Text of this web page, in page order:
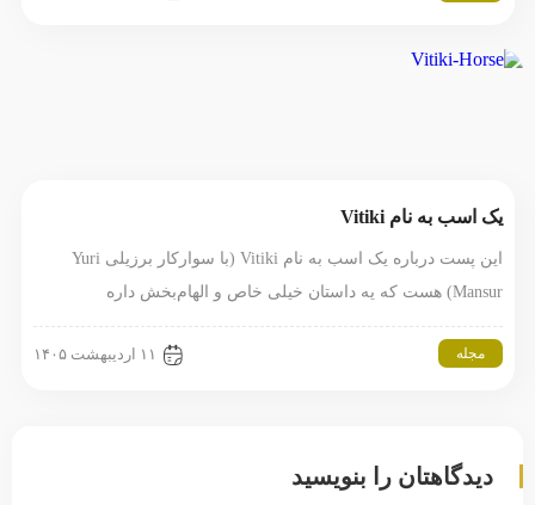
یک اسب به نام Vitiki
این پست درباره یک اسب به نام Vitiki (با سوارکار برزیلی Yuri
Mansur) هست که یه داستان خیلی خاص و الهام‌بخش داره
مجله ۱۱ اردیبهشت ۱۴۰۵
دیدگاهتان را بنویسید